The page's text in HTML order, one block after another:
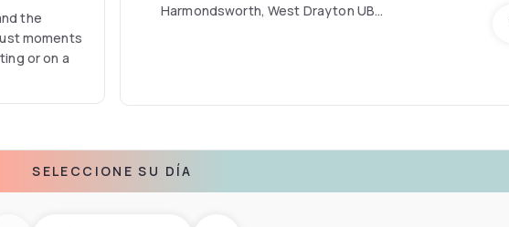
the
moments
or on a
Harmondsworth, West Drayton UB7
SELECCIONE SU DÍA